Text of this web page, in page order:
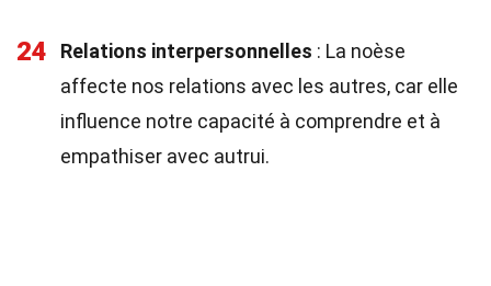
24 Relations interpersonnelles : La noèse
affecte nos relations avec les autres, car elle
influence notre capacité à comprendre et à
empathiser avec autrui.